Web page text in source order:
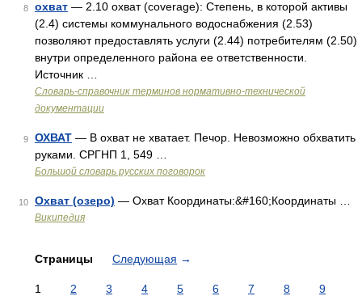
8 охват — 2.10 охват (coverage): Степень, в которой активы
(2.4) системы коммунального водоснабжения (2.53)
позволяют предоставлять услуги (2.44) потребителям (2.50)
внутри определенного района ее ответственности.
Источник …
Словарь-справочник терминов нормативно-технической
документации
9 ОХВАТ — В охват не хватает. Печор. Невозможно обхватить
руками. СРГНП 1, 549 …
Большой словарь русских поговорок
10 Охват (озеро) — Охват Координаты:&#160;Координаты …
Википедия
Страницы Следующая →
1 2 3 4 5 6 7 8
9